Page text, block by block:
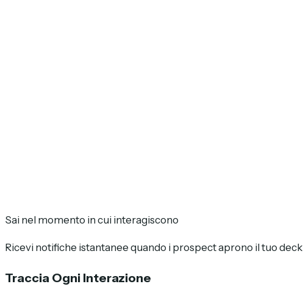
Sai nel momento in cui interagiscono
Ricevi notifiche istantanee quando i prospect aprono il tuo
Traccia Ogni Interazione